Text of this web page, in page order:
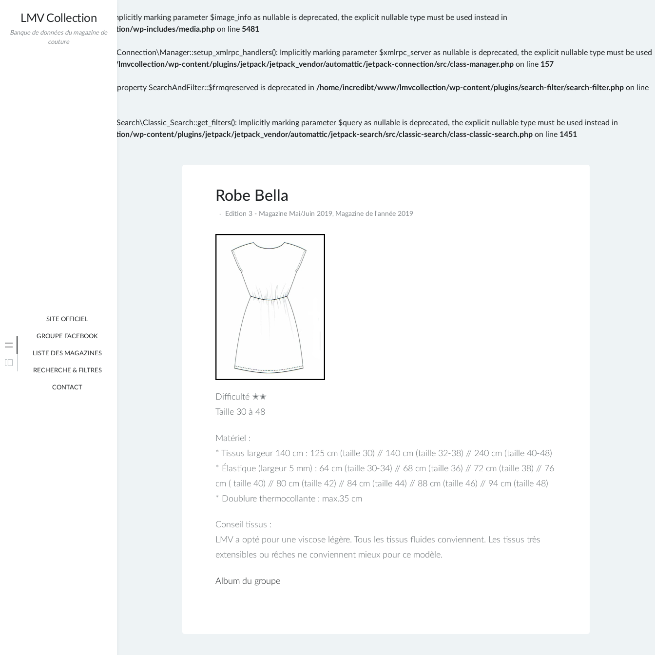
Deprecated: wp_getimagesize(): Implicitly marking parameter $image_info as nullable is deprecated, the explicit nullable type must be used instead in
/home/incredibt/www/lmvcollection/wp-includes/media.php on line 5481
: Automattic\Jetpack\Connection\Manager::setup_xmlrpc_handlers(): Implicitly marking parameter $xmlrpc_server as nullable is deprecated, the explicit nullable type must be used
/home/incredibt/www/lmvcollection/wp-content/plugins/jetpack/jetpack_vendor/automattic/jetpack-connection/src/class-manager.php on line 157
: Creation of dynamic property SearchAndFilter::$frmqreserved is deprecated in /home/incredibt/www/lmvcollection/wp-content/plugins/search-filter/search-filter.php on line
: Automattic\Jetpack\Search\Classic_Search::get_filters(): Implicitly marking parameter $query as nullable is deprecated, the explicit nullable type must be used instead in
/home/incredibt/www/lmvcollection/wp-content/plugins/jetpack/jetpack_vendor/automattic/jetpack-search/src/classic-search/class-classic-search.php on line 1451
LMV Collection
Banque de données du magazine de
couture
SITE OFFICIEL
GROUPE FACEBOOK
LISTE DES MAGAZINES
RECHERCHE & FILTRES
CONTACT
Robe Bella
2019
Edition 3 - Magazine Mai/Juin 2019, Magazine de l'année 2019
Difficulté ✭✭
Taille 30 à 48
Matériel :
* Tissus largeur 140 cm : 125 cm (taille 30) // 140 cm (taille 32-38) // 240 cm (taille 40-48)
* Élastique (largeur 5 mm) : 64 cm (taille 30-34) // 68 cm (taille 36) // 72 cm (taille 38) // 76
cm ( taille 40) // 80 cm (taille 42) // 84 cm (taille 44) // 88 cm (taille 46) // 94 cm (taille 48)
* Doublure thermocollante : max.35 cm
Conseil tissus :
LMV a opté pour une viscose légère. Tous les tissus fluides conviennent. Les tissus très
extensibles ou rêches ne conviennent mieux pour ce modèle.
Album du groupe